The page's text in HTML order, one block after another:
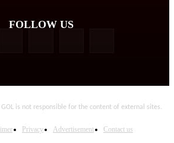
FOLLOW US
is not responsible for the content of external sites.
Privacy Advertisement Contact us